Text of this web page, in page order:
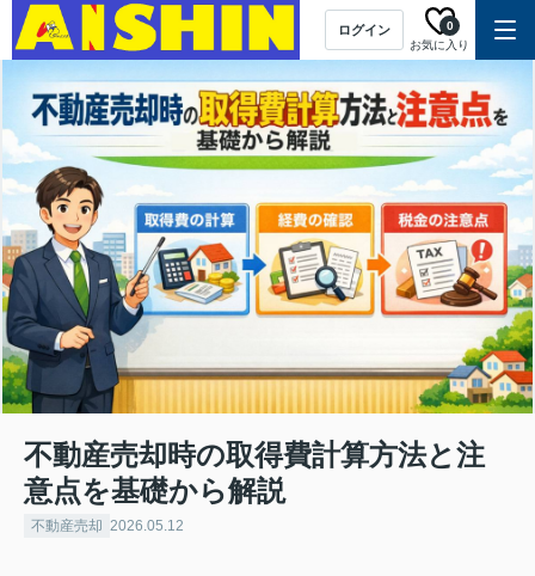
ログイン
お気に入り
0
不動産売却時の取得費計算方法と注
意点を基礎から解説
不動産売却 2026.05.12